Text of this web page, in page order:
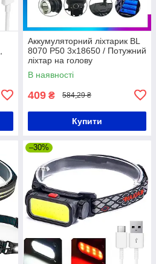
Аккумуляторний ліхтарик BL
8070 P50 3x18650 / Потужний
ліхтар на голову
В наявності
409 ₴ 584,29 ₴
Купити
–30%